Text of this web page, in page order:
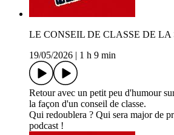
LE CONSEIL DE CLASSE DE LA
19/05/2026
1 h 9 min
Retour avec un petit peu d'humour
la façon d'un conseil de classe.
Qui redoublera ? Qui sera major de
podcast !